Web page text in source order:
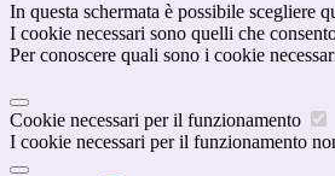
In questa schermata è possibile scegliere
I cookie necessari sono quelli che
Per conoscere quali sono i cookie
Cookie necessari per il funzionamento
I cookie necessari per il funzionamento